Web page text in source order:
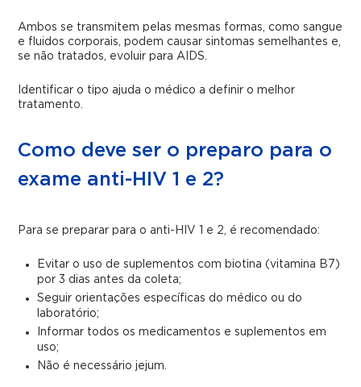
Ambos se transmitem pelas mesmas formas, como sangue
e fluidos corporais, podem causar sintomas semelhantes e,
se não tratados, evoluir para AIDS.
Identificar o tipo ajuda o médico a definir o melhor
tratamento.
Como deve ser o preparo para o
exame anti-HIV 1 e 2?
Para se preparar para o anti-HIV 1 e 2, é recomendado:
Evitar o uso de suplementos com biotina (vitamina B7)
por 3 dias antes da coleta;
Seguir orientações específicas do médico ou do
laboratório;
Informar todos os medicamentos e suplementos em
uso;
Não é necessário jejum.